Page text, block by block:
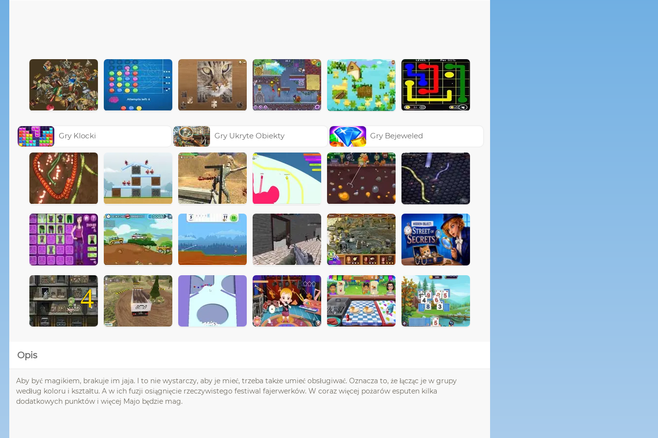
Gry Klocki Gry Ukryte Obiekty Gry Bejeweled
4
Opis
Aby być magikiem, brakuje im jaja. I to nie wystarczy, aby je mieć, trzeba także umieć obsługiwać. Oznacza to, że łącząc je w grupy
według koloru i kształtu. A w ich fuzji osiągnięcie rzeczywistego festiwal fajerwerków. W coraz więcej pożarów esputen kilka
dodatkowych punktów i więcej Majo będzie mag.